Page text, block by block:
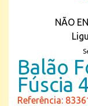
NÃO
Balão
Fúscia
Referência: